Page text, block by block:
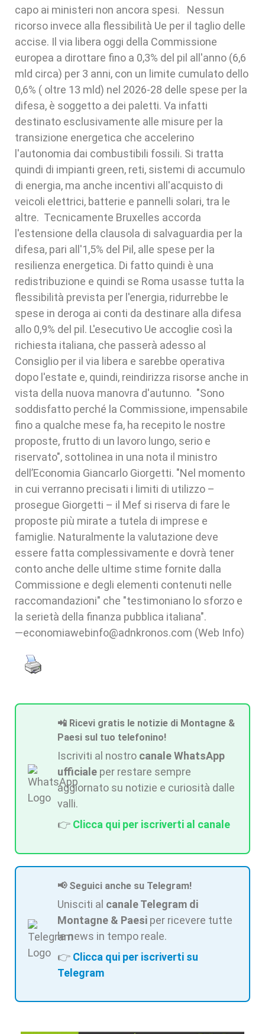
capo ai ministeri non ancora spesi. Nessun
ricorso invece alla flessibilità Ue per il taglio delle
accise. Il via libera oggi della Commissione
europea a dirottare fino a 0,3% del pil all'anno (6,6
mld circa) per 3 anni, con un limite cumulato dello
0,6% ( oltre 13 mld) nel 2026-28 delle spese per la
difesa, è soggetto a dei paletti. Va infatti
destinato esclusivamente alle misure per la
transizione energetica che accelerino
l'autonomia dai combustibili fossili. Si tratta
quindi di impianti green, reti, sistemi di accumulo
di energia, ma anche incentivi all'acquisto di
veicoli elettrici, batterie e pannelli solari, tra le
altre. Tecnicamente Bruxelles accorda
l'estensione della clausola di salvaguardia per la
difesa, pari all'1,5% del Pil, alle spese per la
resilienza energetica. Di fatto quindi è una
redistribuzione e quindi se Roma usasse tutta la
flessibilità prevista per l'energia, ridurrebbe le
spese in deroga ai conti da destinare alla difesa
allo 0,9% del pil. L'esecutivo Ue accoglie così la
richiesta italiana, che passerà adesso al
Consiglio per il via libera e sarebbe operativa
dopo l'estate e, quindi, reindirizza risorse anche in
vista della nuova manovra d'autunno. "Sono
soddisfatto perché la Commissione, impensabile
fino a qualche mese fa, ha recepito le nostre
proposte, frutto di un lavoro lungo, serio e
riservato", sottolinea in una nota il ministro
dell’Economia Giancarlo Giorgetti. "Nel momento
in cui verranno precisati i limiti di utilizzo –
prosegue Giorgetti – il Mef si riserva di fare le
proposte più mirate a tutela di imprese e
famiglie. Naturalmente la valutazione deve
essere fatta complessivamente e dovrà tener
conto anche delle ultime stime fornite dalla
Commissione e degli elementi contenuti nelle
raccomandazioni" che "testimoniano lo sforzo e
la serietà della finanza pubblica italiana".
—economiawebinfo@adnkronos.com (Web Info)
📲 Ricevi gratis le notizie di Montagne &
Paesi sul tuo telefonino!
Iscriviti al nostro canale WhatsApp
ufficiale per restare sempre
aggiornato su notizie e curiosità dalle
valli.
👉 Clicca qui per iscriverti al canale
📢 Seguici anche su Telegram!
Unisciti al canale Telegram di
Montagne & Paesi per ricevere tutte
le news in tempo reale.
👉 Clicca qui per iscriverti su
Telegram